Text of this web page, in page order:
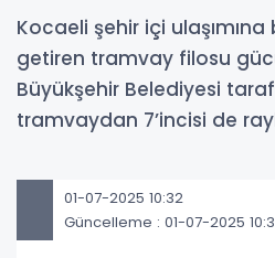
Kocaeli şehir içi
getiren tramvay filosu
Büyükşehir Belediyesi
tramvaydan 7’incisi de
01-07-2025 10:32
Güncelleme : 01-07-2025